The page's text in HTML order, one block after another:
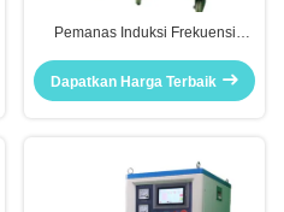
Pemanas Induksi Frekuensi
Mesin Pengerasan Permukaan
120KW
Dapatkan Harga Terbaik